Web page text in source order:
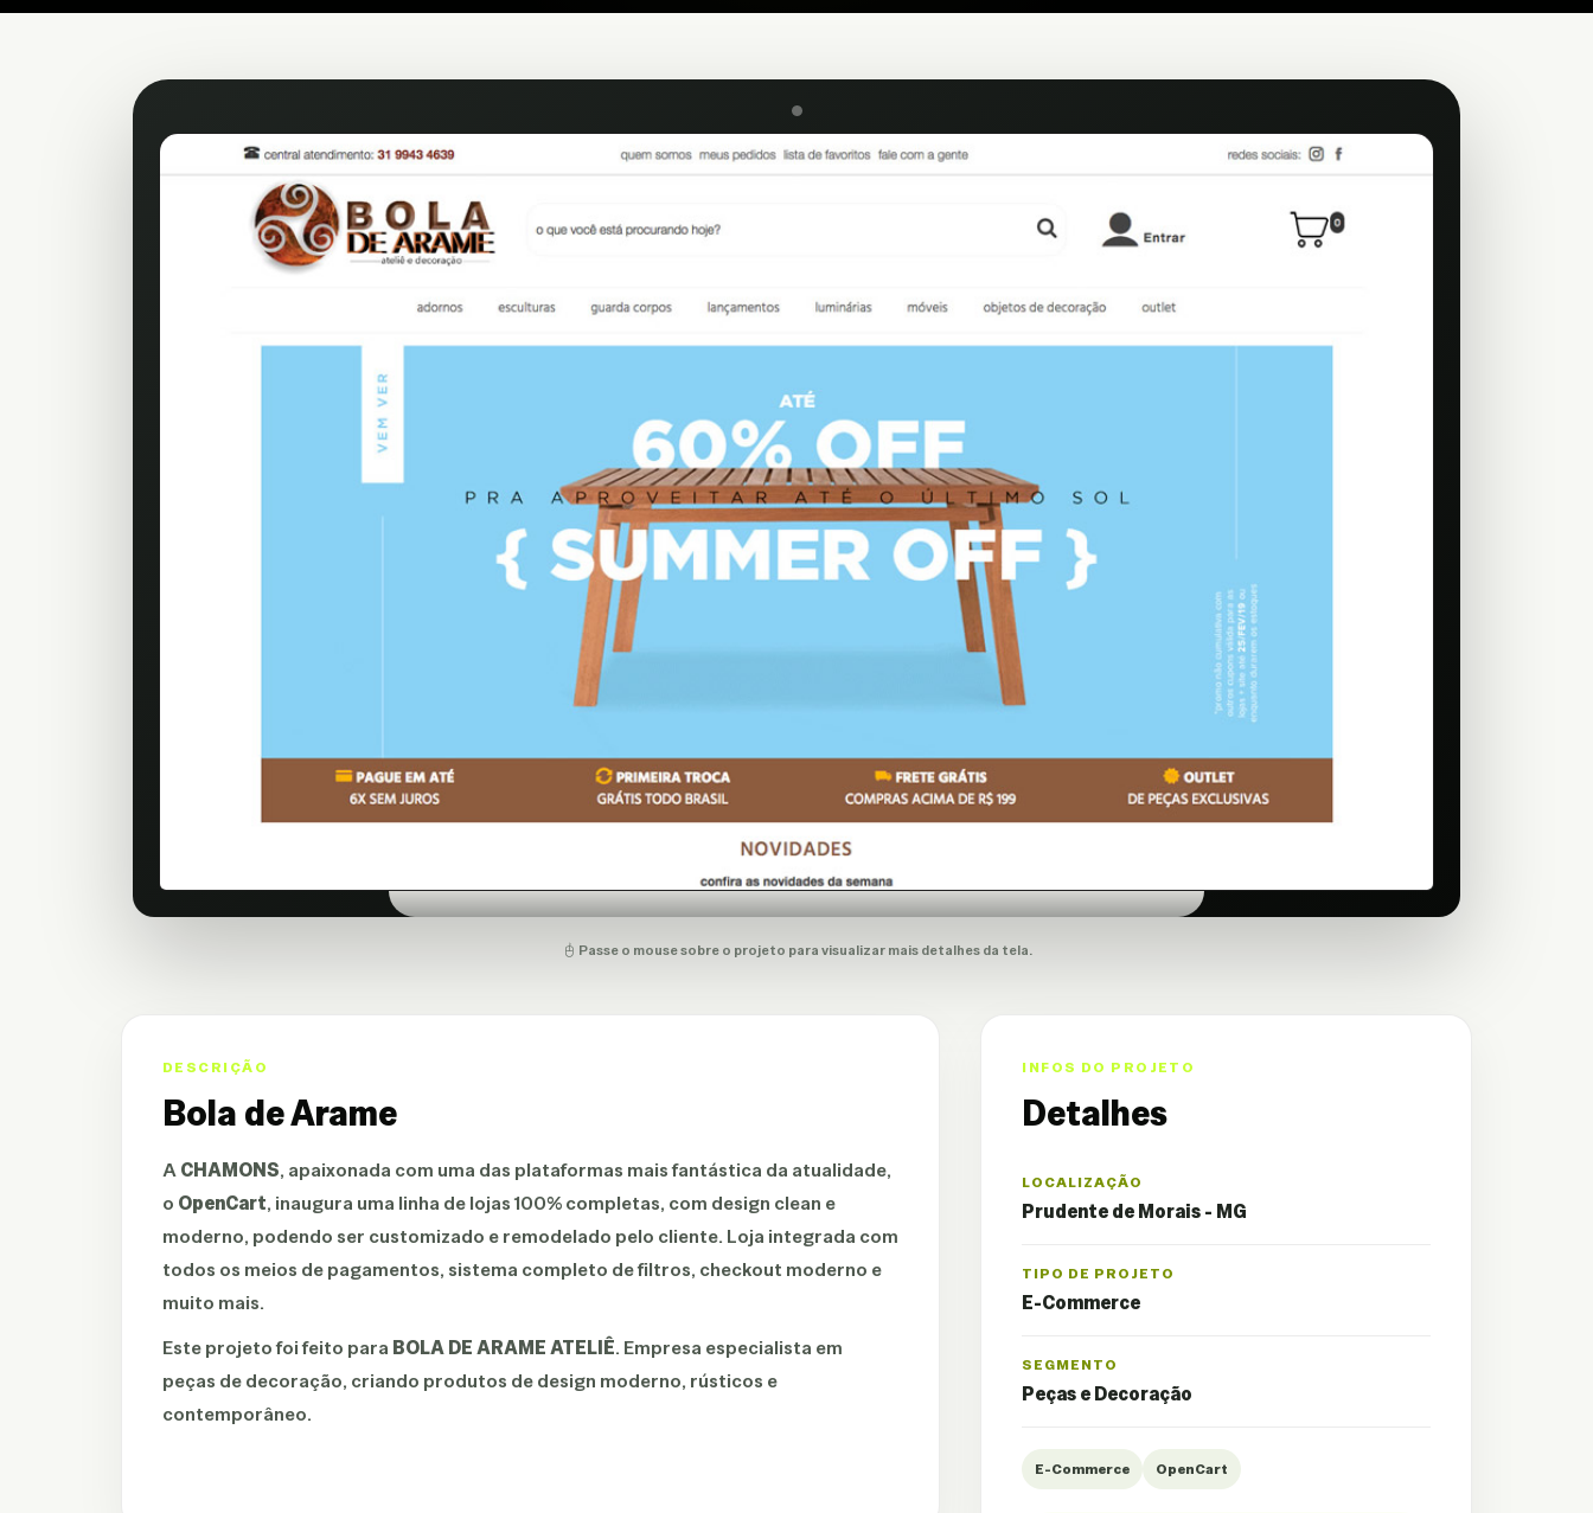
Passe o mouse sobre o projeto para visualizar mais detalhes da tela.
DESCRIÇÃO
Bola de Arame
ACHAMONS, apaixonada com uma das plataformas mais fantástica da atualidade,
o OpenCart, inaugura uma linha de lojas 100% completas, com design clean e
moderno, podendo ser customizado e remodelado pelo cliente. Loja integrada com
todos os meios de pagamentos, sistema completo de filtros, checkout moderno e
muito mais.
Este projeto foi feito para BOLA DE ARAME ATELIÊ. Empresa especialista em
peças de decoração, criando produtos de design moderno, rústicos e
contemporâneo.
INFOS DO PROJETO
Detalhes
LOCALIZAÇÃO
Prudente de Morais - MG
TIPO DE PROJETO
E-Commerce
SEGMENTO
Peças e Decoração
E-Commerce OpenCart